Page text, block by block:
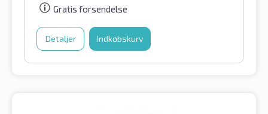
Gratis forsendelse
Detaljer Indkøbskurv